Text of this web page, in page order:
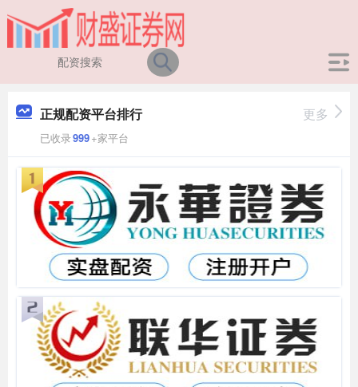
正规配资平台排行
已收录999+家平台
更多